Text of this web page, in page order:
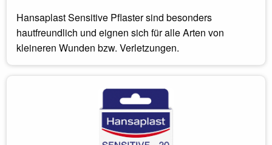
Hansaplast Sensitive Pflaster sind besonders
hautfreundlich und eignen sich für alle Arten von
kleineren Wunden bzw. Verletzungen.